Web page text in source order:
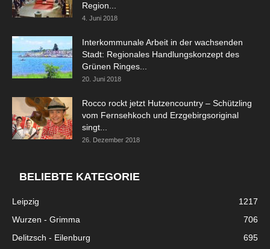
Region...
4. Juni 2018
Interkommunale Arbeit in der wachsenden
Stadt: Regionales Handlungskonzept des
Grünen Ringes...
20. Juni 2018
Rocco rockt jetzt Hutzencountry – Schützling
vom Fernsehkoch und Erzgebirgsoriginal
singt...
26. Dezember 2018
BELIEBTE KATEGORIE
Leipzig
1217
Wurzen - Grimma
706
Delitzsch - Eilenburg
695